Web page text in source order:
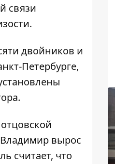
связи
двойников и
Петербурге,
вырос
считает, что